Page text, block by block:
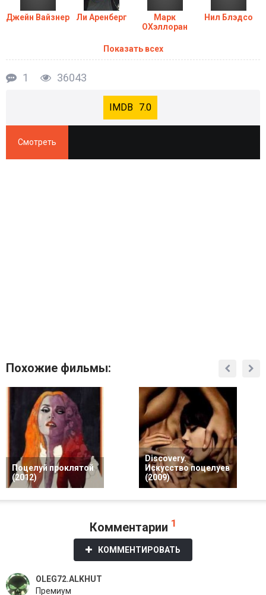
Джейн Вайзнер Ли Аренберг
Марк
ОХэллоран
Нил Блэдсо
Показать всех
1 36043
7.0
Смотреть
Похожие фильмы:
Поцелуй проклятой
(2012)
Discovery.
Искусство поцелуев
(2009)
Комментарии 1
КОММЕНТИРОВАТЬ
OLEG72.ALKHUT
Премиум